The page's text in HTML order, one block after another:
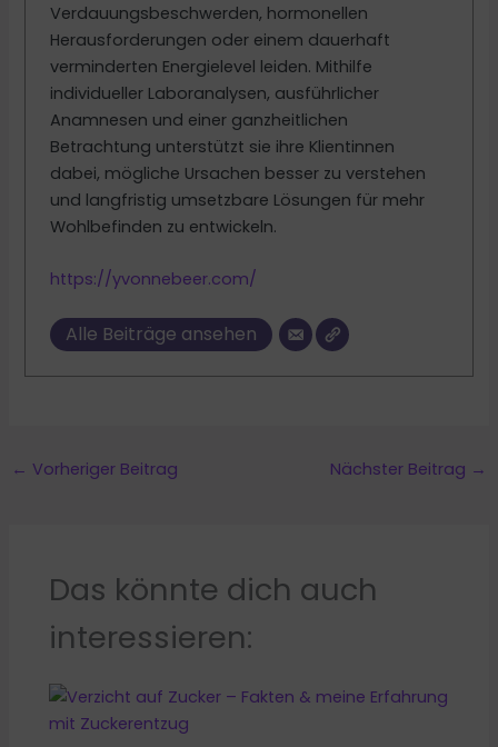
Verdauungsbeschwerden, hormonellen
Herausforderungen oder einem dauerhaft
verminderten Energielevel leiden. Mithilfe
individueller Laboranalysen, ausführlicher
Anamnesen und einer ganzheitlichen
Betrachtung unterstützt sie ihre Klientinnen
dabei, mögliche Ursachen besser zu verstehen
und langfristig umsetzbare Lösungen für mehr
Wohlbefinden zu entwickeln.
https://yvonnebeer.com/
Alle Beiträge ansehen
← Vorheriger Beitrag Nächster Beitrag →
Das könnte dich auch
interessieren: